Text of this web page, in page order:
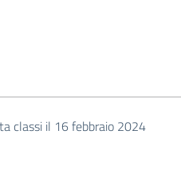
classi il 16 febbraio 2024